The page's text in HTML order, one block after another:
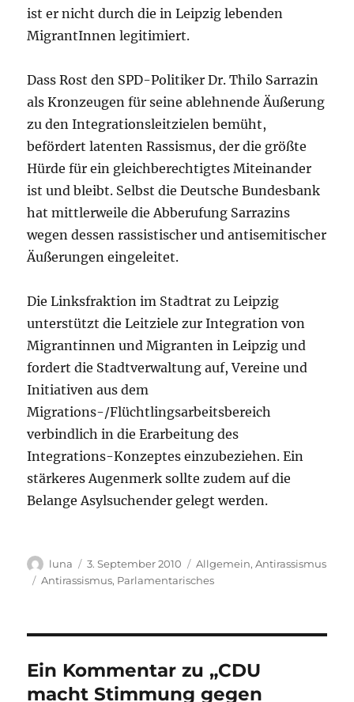
ist er nicht durch die in Leipzig lebenden
MigrantInnen legitimiert.
Dass Rost den SPD-Politiker Dr. Thilo Sarrazin
als Kronzeugen für seine ablehnende Äußerung
zu den Integrationsleitzielen bemüht,
befördert latenten Rassismus, der die größte
Hürde für ein gleichberechtigtes Miteinander
ist und bleibt. Selbst die Deutsche Bundesbank
hat mittlerweile die Abberufung Sarrazins
wegen dessen rassistischer und antisemitischer
Äußerungen eingeleitet.
Die Linksfraktion im Stadtrat zu Leipzig
unterstützt die Leitziele zur Integration von
Migrantinnen und Migranten in Leipzig und
fordert die Stadtverwaltung auf, Vereine und
Initiativen aus dem
Migrations-/Flüchtlingsarbeitsbereich
verbindlich in die Erarbeitung des
Integrations-Konzeptes einzubeziehen. Ein
stärkeres Augenmerk sollte zudem auf die
Belange Asylsuchender gelegt werden.
Autor
luna
Veröffentlicht
am
3. September 2010 Kategorien
Allgemein,Antirassismus
Schlagwörter
Antirassismus, Parlamentarisches
Ein Kommentar zu „CDU
macht Stimmung gegen